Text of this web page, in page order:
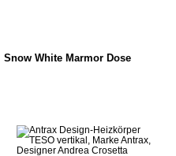
Snow White Marmor Dose